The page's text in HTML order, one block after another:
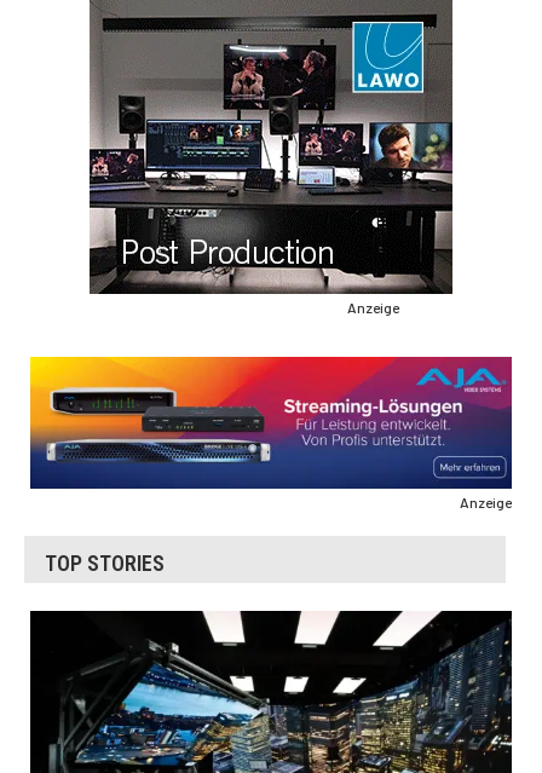
Anzeige
Anzeige
TOP STORIES